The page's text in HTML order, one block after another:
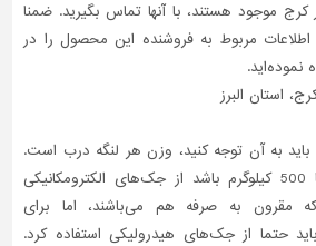
موجود هستند، با آنها تماس بگیرید. ضمنا
مربوط به فروشنده این محصول را در
استان البرز
به آن توجه کنید، وزن هر لنگه درب است.
اگر وزن هر لنگه درب تا 500 کیلوگرم باشد از جک‌های الکترومکانیکی
که مقرون به صرفه هم می‌باشند، اما برای
حتما از جک‌های هیدرولیکی استفاده کرد.